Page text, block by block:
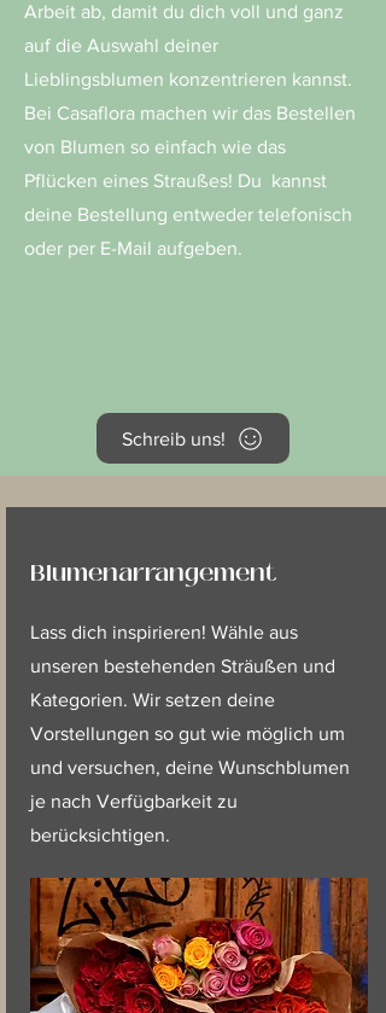
Arbeit ab, damit du dich voll und ganz
auf die Auswahl deiner
Lieblingsblumen konzentrieren kannst.
Bei Casaflora machen wir das Bestellen
von Blumen so einfach wie das
Pflücken eines Straußes! Du kannst
deine Bestellung entweder telefonisch
oder per E-Mail aufgeben.
Schreib uns!
Blumenarrangement
Lass dich inspirieren! Wähle aus
unseren bestehenden Sträußen und
Kategorien. Wir setzen deine
Vorstellungen so gut wie möglich um
und versuchen, deine Wunschblumen
je nach Verfügbarkeit zu
berücksichtigen.